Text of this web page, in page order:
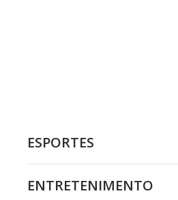
ESPORTES
ENTRETENIMENTO